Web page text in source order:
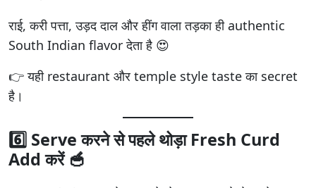
राई, करी पत्ता, उड़द दाल और हींग वाला तड़का ही authentic
South Indian flavor देता है 😍
👉 यही restaurant और temple style taste का secret
है।
6️⃣ Serve करने से पहले थोड़ा Fresh Curd
Add करें 🥣